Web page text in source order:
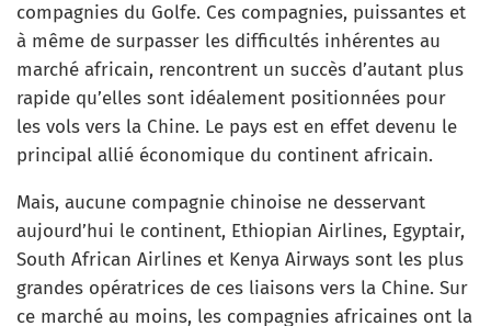
compagnies du Golfe. Ces compagnies, puissantes et
à même de surpasser les difficultés inhérentes au
marché africain, rencontrent un succès d’autant plus
rapide qu’elles sont idéalement positionnées pour
les vols vers la Chine. Le pays est en effet devenu le
principal allié économique du continent africain.
Mais, aucune compagnie chinoise ne desservant
aujourd’hui le continent, Ethiopian Airlines, Egyptair,
South African Airlines et Kenya Airways sont les plus
grandes opératrices de ces liaisons vers la Chine. Sur
ce marché au moins, les compagnies africaines ont la